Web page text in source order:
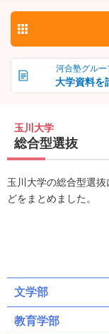
河合塾グルー
大学資料を
玉川大学
総合型選抜
玉川大学の総合型選
どをまとめました。
文学部
教育学部